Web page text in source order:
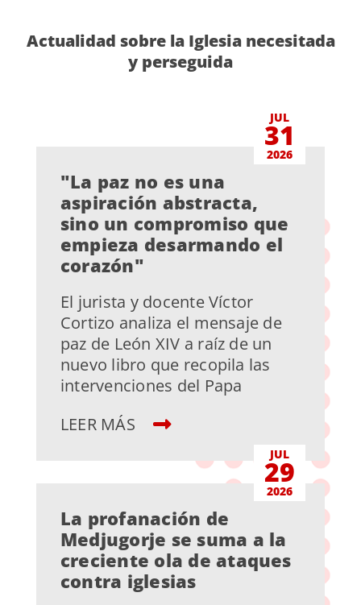
Actualidad sobre la Iglesia necesitada
y perseguida
JUL
31
2026
"La paz no es una
aspiración abstracta,
sino un compromiso que
empieza desarmando el
corazón"
El jurista y docente Víctor
Cortizo analiza el mensaje de
paz de León XIV a raíz de un
nuevo libro que recopila las
intervenciones del Papa
LEER MÁS
JUL
29
2026
La profanación de
Medjugorje se suma a la
creciente ola de ataques
contra iglesias